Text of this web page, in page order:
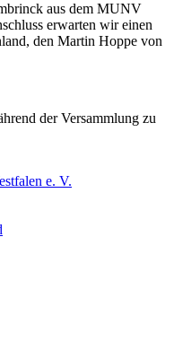
aus dem MUNV
erwarten wir einen
den Martin Hoppe von
der Versammlung zu
e. V.